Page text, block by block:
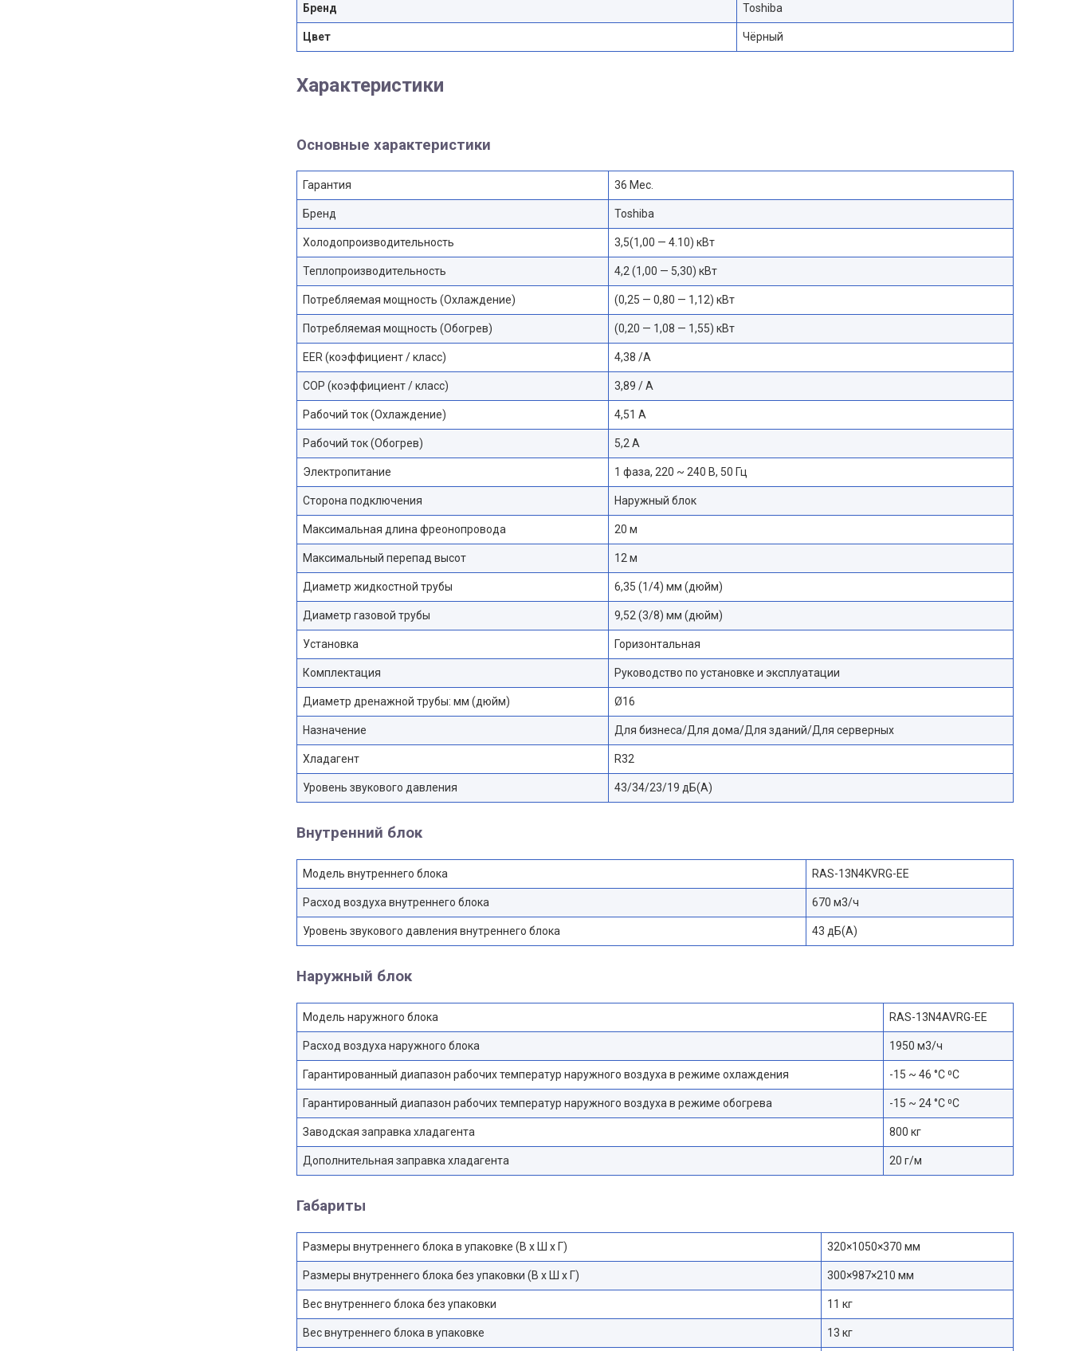
Бренд Toshiba
Цвет Чёрный
Характеристики
Основные характеристики
Гарантия 36 Мес.
Бренд Toshiba
Холодопроизводительность 3,5(1,00 — 4.10) кВт
Теплопроизводительность 4,2 (1,00 — 5,30) кВт
Потребляемая мощность (Охлаждение) (0,25 — 0,80 — 1,12) кВт
Потребляемая мощность (Обогрев) (0,20 — 1,08 — 1,55) кВт
EER (коэффициент / класс) 4,38 /A
COP (коэффициент / класс) 3,89 / А
Рабочий ток (Охлаждение) 4,51 A
Рабочий ток (Обогрев) 5,2 А
Электропитание 1 фаза, 220 ~ 240 В, 50 Гц
Сторона подключения Наружный блок
Максимальная длина фреонопровода 20 м
Максимальный перепад высот 12 м
Диаметр жидкостной трубы 6,35 (1/4) мм (дюйм)
Диаметр газовой трубы 9,52 (3/8) мм (дюйм)
Установка Горизонтальная
Комплектация Руководство по установке и эксплуатации
Диаметр дренажной трубы: мм (дюйм) Ø16
Назначение Для бизнеса/Для дома/Для зданий/Для серверных
Хладагент R32
Уровень звукового давления 43/34/23/19 дБ(А)
Внутренний блок
Модель внутреннего блока RAS-13N4KVRG-EE
Расход воздуха внутреннего блока 670 м3/ч
Уровень звукового давления внутреннего блока 43 дБ(А)
Наружный блок
Модель наружного блока RAS-13N4AVRG-EE
Расход воздуха наружного блока 1950 м3/ч
Гарантированный диапазон рабочих температур наружного воздуха в режиме охлаждения -15 ~ 46 °C ⁰С
Гарантированный диапазон рабочих температур наружного воздуха в режиме обогрева -15 ~ 24 °C ⁰С
Заводская заправка хладагента 800 кг
Дополнительная заправка хладагента 20 г/м
Габариты
Размеры внутреннего блока в упаковке (В х Ш х Г) 320×1050×370 мм
Размеры внутреннего блока без упаковки (В х Ш х Г) 300×987×210 мм
Вес внутреннего блока без упаковки 11 кг
Вес внутреннего блока в упаковке 13 кг